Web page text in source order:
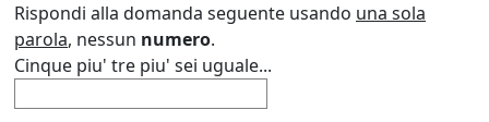
Rispondi alla domanda seguente usando una sola
parola, nessun numero.
Cinque piu' tre piu' sei uguale...